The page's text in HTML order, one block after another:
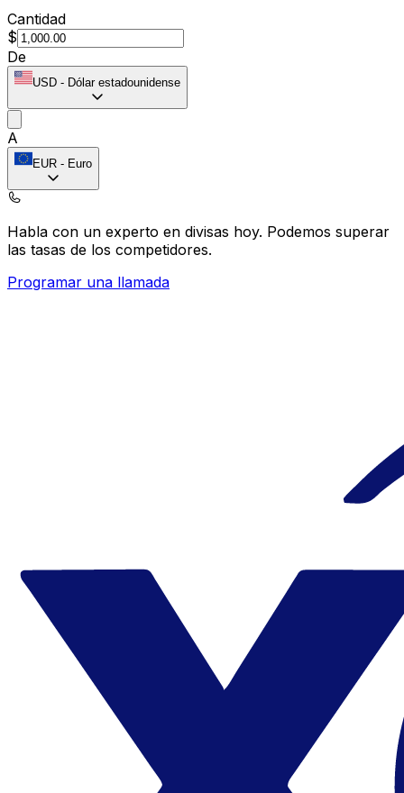
Cantidad
$
De
USD - Dólar estadounidense
A
EUR - Euro
Habla con un experto en divisas hoy. Podemos superar
las tasas de los competidores.
Programar una llamada